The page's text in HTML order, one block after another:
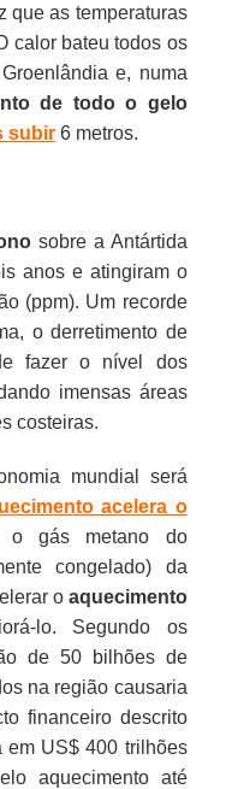
que as temperaturas
calor bateu todos os
e, numa
de todo o gelo
subir 6 metros.
sobre a Antártida
anos e atingiram o
(ppm). Um recorde
o derretimento de
fazer o nível dos
imensas áreas
costeiras.
mundial será
acelera o
o gás metano do
congelado) da
o aquecimento
lo. Segundo os
de 50 bilhões de
na região causaria
financeiro descrito
em US$ 400 trilhões
aquecimento até